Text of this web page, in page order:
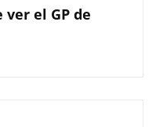
el GP de